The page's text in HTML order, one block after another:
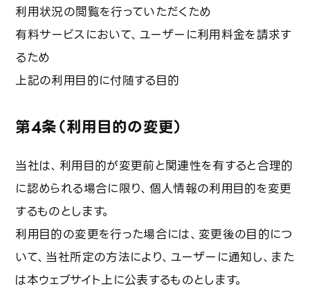
利用状況の閲覧を行っていただくため
有料サービスにおいて、ユーザーに利用料金を請求す
るため
上記の利用目的に付随する目的
第4条（利用目的の変更）
当社は、利用目的が変更前と関連性を有すると合理的
に認められる場合に限り、個人情報の利用目的を変更
するものとします。
利用目的の変更を行った場合には、変更後の目的につ
いて、当社所定の方法により、ユーザーに通知し、また
は本ウェブサイト上に公表するものとします。